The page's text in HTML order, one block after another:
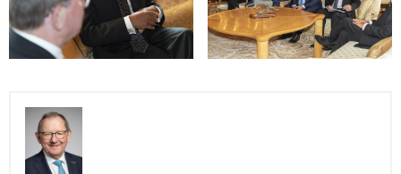
Open image in gallery Open image in gallery